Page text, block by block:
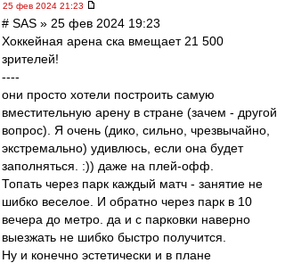
25 фев 2024 21:23
# SAS » 25 фев 2024 19:23
Хоккейная арена ска вмещает 21 500
зрителей!
----
они просто хотели построить самую
вместительную арену в стране (зачем - другой
вопрос). Я очень (дико, сильно, чрезвычайно,
экстремально) удивлюсь, если она будет
заполняться. :)) даже на плей-офф.
Топать через парк каждый матч - занятие не
шибко веселое. И обратно через парк в 10
вечера до метро. да и с парковки наверно
выезжать не шибко быстро получится.
Ну и конечно эстетически и в плане